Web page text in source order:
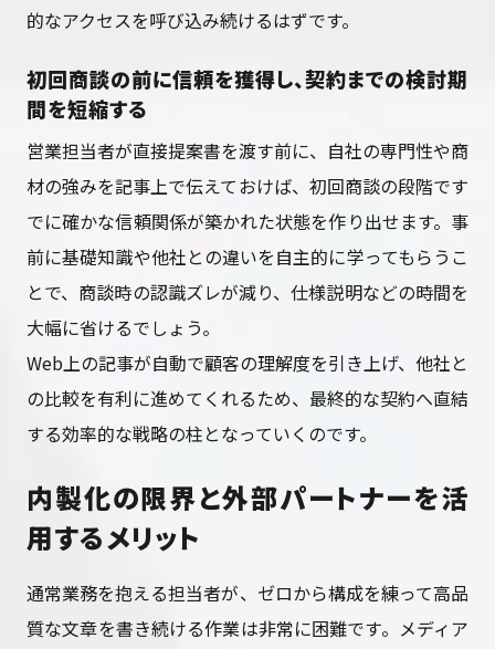
的なアクセスを呼び込み続けるはずです。
初回商談の前に信頼を獲得し、契約までの検討期
間を短縮する
営業担当者が直接提案書を渡す前に、自社の専門性や商
材の強みを記事上で伝えておけば、初回商談の段階です
でに確かな信頼関係が築かれた状態を作り出せます。事
前に基礎知識や他社との違いを自主的に学ってもらうこ
とで、商談時の認識ズレが減り、仕様説明などの時間を
大幅に省けるでしょう。
Web上の記事が自動で顧客の理解度を引き上げ、他社と
の比較を有利に進めてくれるため、最終的な契約へ直結
する効率的な戦略の柱となっていくのです。
内製化の限界と外部パートナーを活
用するメリット
通常業務を抱える担当者が、ゼロから構成を練って高品
質な文章を書き続ける作業は非常に困難です。メディア